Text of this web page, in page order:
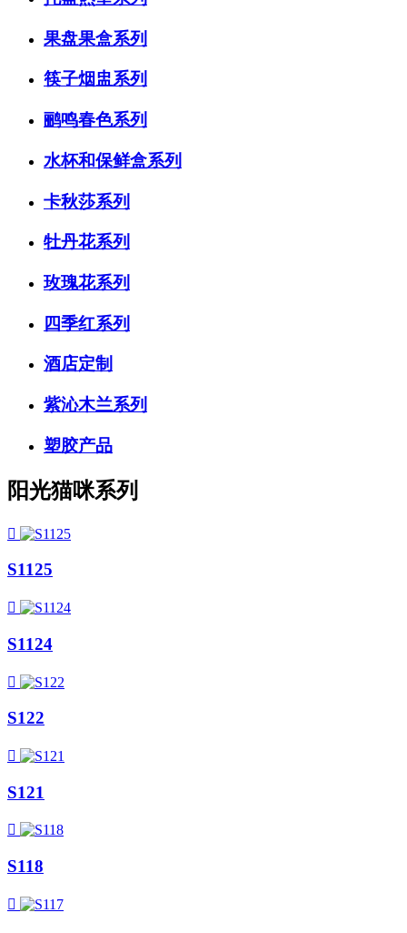
果盘果盒系列
筷子烟盅系列
鹂鸣春色系列
水杯和保鲜盒系列
卡秋莎系列
牡丹花系列
玫瑰花系列
四季红系列
酒店定制
紫沁木兰系列
塑胶产品
阳光猫咪系列

S1125

S1124

S122

S121

S118
